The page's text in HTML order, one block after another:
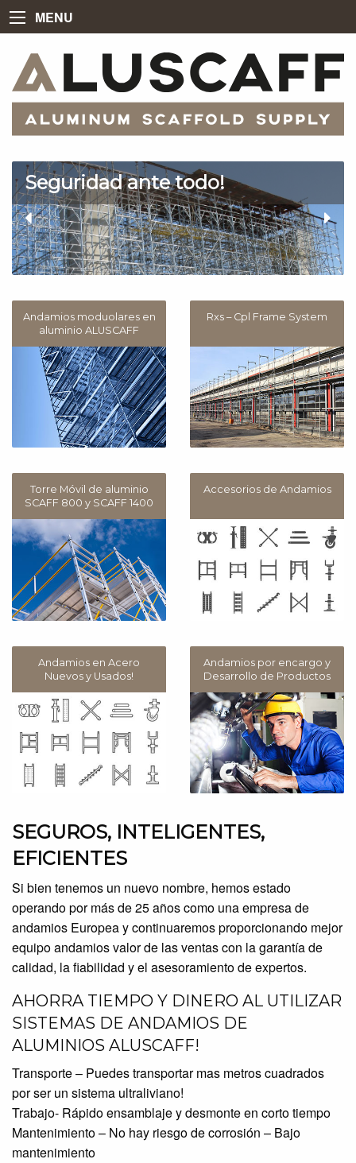
MENU
Previous
Slide
Next
Slide
Seguridad ante todo!
Andamios moduolares en
aluminio ALUSCAFF
Rxs – Cpl Frame System
Torre Móvil de aluminio
SCAFF 800 y SCAFF 1400
Accesorios de Andamios
Andamios en Acero
Nuevos y Usados!
Andamios por encargo y
Desarrollo de Productos
SEGUROS, INTELIGENTES,
EFICIENTES
Si bien tenemos un nuevo nombre, hemos estado
operando por más de 25 años como una empresa de
andamios Europea y continuaremos proporcionando mejor
equipo andamios valor de las ventas con la garantía de
calidad, la fiabilidad y el asesoramiento de expertos.
AHORRA TIEMPO Y DINERO AL UTILIZAR
SISTEMAS DE ANDAMIOS DE
ALUMINIOS ALUSCAFF!
Transporte – Puedes transportar mas metros cuadrados
por ser un sistema ultraliviano!
Trabajo- Rápido ensamblaje y desmonte en corto tiempo
Mantenimiento – No hay riesgo de corrosión – Bajo
mantenimiento